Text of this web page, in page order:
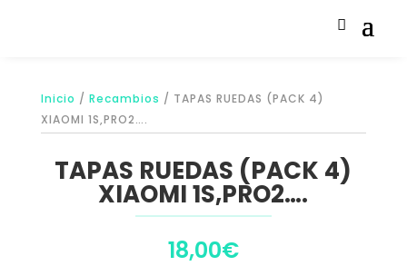
Inicio / Recambios / TAPAS RUEDAS (PACK 4)
XIAOMI 1S,PRO2….
TAPAS RUEDAS (PACK 4)
XIAOMI 1S,PRO2….
18,00€